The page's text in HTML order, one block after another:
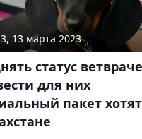
13 марта 2023
статус
для них
пакет